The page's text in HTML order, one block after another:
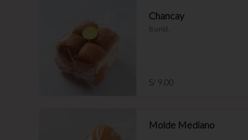
Chancay
8 unid.
S/ 9.00
Molde Mediano